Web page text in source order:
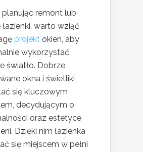
planując remont lub
warto wziąć
projekt okien, aby
wykorzystać
światło. Dobrze
okna i świetliki
się kluczowym
decydującym o
oraz estetyce
Dzięki nim łazienka
się miejscem w pełni